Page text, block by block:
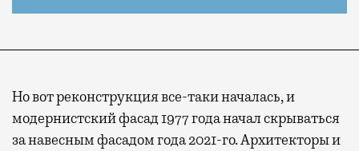
Но вот реконструкция все-таки началась, и
модернистский фасад 1977 года начал скрываться
за навесным фасадом года 2021-го. Архитекторы и